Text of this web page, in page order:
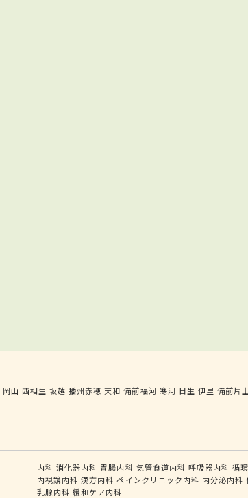
岡山 西相生 坂越 播州赤穂 天和 備前福河 寒河 日生 伊里 備前片上
内科 消化器内科 胃腸内科 気管食道内科 呼吸器内科 循
内視鏡内科 漢方内科 ペインクリニック内科 内分泌内科
乳腺内科 緩和ケア内科